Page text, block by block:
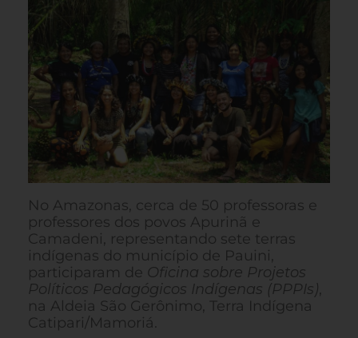
No Amazonas, cerca de 50 professoras e
professores dos povos Apurinã e
Camadeni, representando sete terras
indígenas do município de Pauini,
participaram de Oficina sobre Projetos
Políticos Pedagógicos Indígenas (PPPIs),
na Aldeia São Gerônimo, Terra Indígena
Catipari/Mamoriá.